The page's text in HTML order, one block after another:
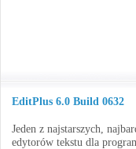
EditPlus 6.0 Build 0632
Jeden z najstarszych,
edytorów tekstu dla